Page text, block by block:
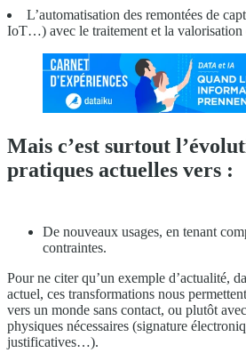
L’automatisation des remontées de
IoT…) avec le traitement et la valorisation
Mais c’est surtout
pratiques actuelles vers :
De nouveaux usages, en tenant
contraintes.
Pour ne citer qu’un exemple d’actualité,
actuel, ces transformations nous
vers un monde sans contact, ou plutôt
physiques nécessaires (signature
justificatives…).